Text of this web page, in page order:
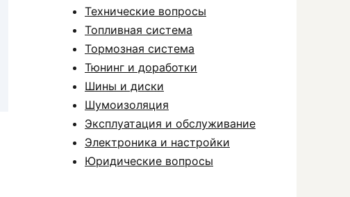
Технические вопросы
Топливная система
Тормозная система
Тюнинг и доработки
Шины и диски
Шумоизоляция
Эксплуатация и обслуживание
Электроника и настройки
Юридические вопросы